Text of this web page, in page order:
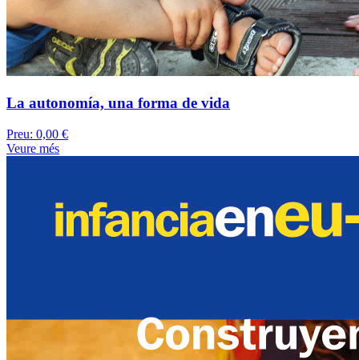
La autonomía, una forma de vida
Preu: 0,00 €
Veure més